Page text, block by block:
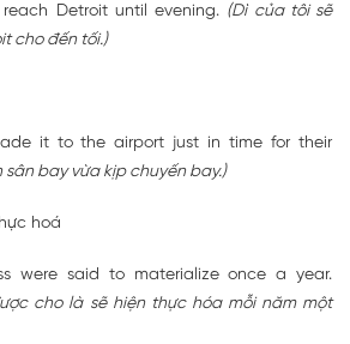
Detroit until evening. (Dì của tôi sẽ
cho đến tối.)
it to the airport just in time for their
sân bay vừa kịp chuyến bay.)
hoá
were said to materialize once a year.
cho là sẽ hiện thực hóa mỗi năm một